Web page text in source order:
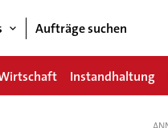
Aufträge suchen
Instandhaltung